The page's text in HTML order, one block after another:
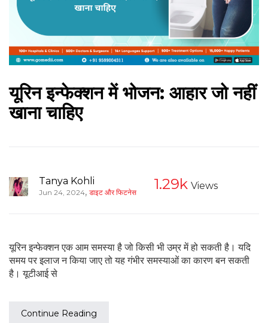
यूरिन इन्फेक्शन में भोजन: आहार जो नहीं
खाना चाहिए
Tanya Kohli
Jun 24, 2024, डाइट और फिटनेस 1.29k Views
यूरिन इन्फेक्शन एक आम समस्या है जो किसी भी उम्र में हो सकती है। यदि
समय पर इलाज न किया जाए तो यह गंभीर समस्याओं का कारण बन सकती
है। यूटीआई से
Continue Reading